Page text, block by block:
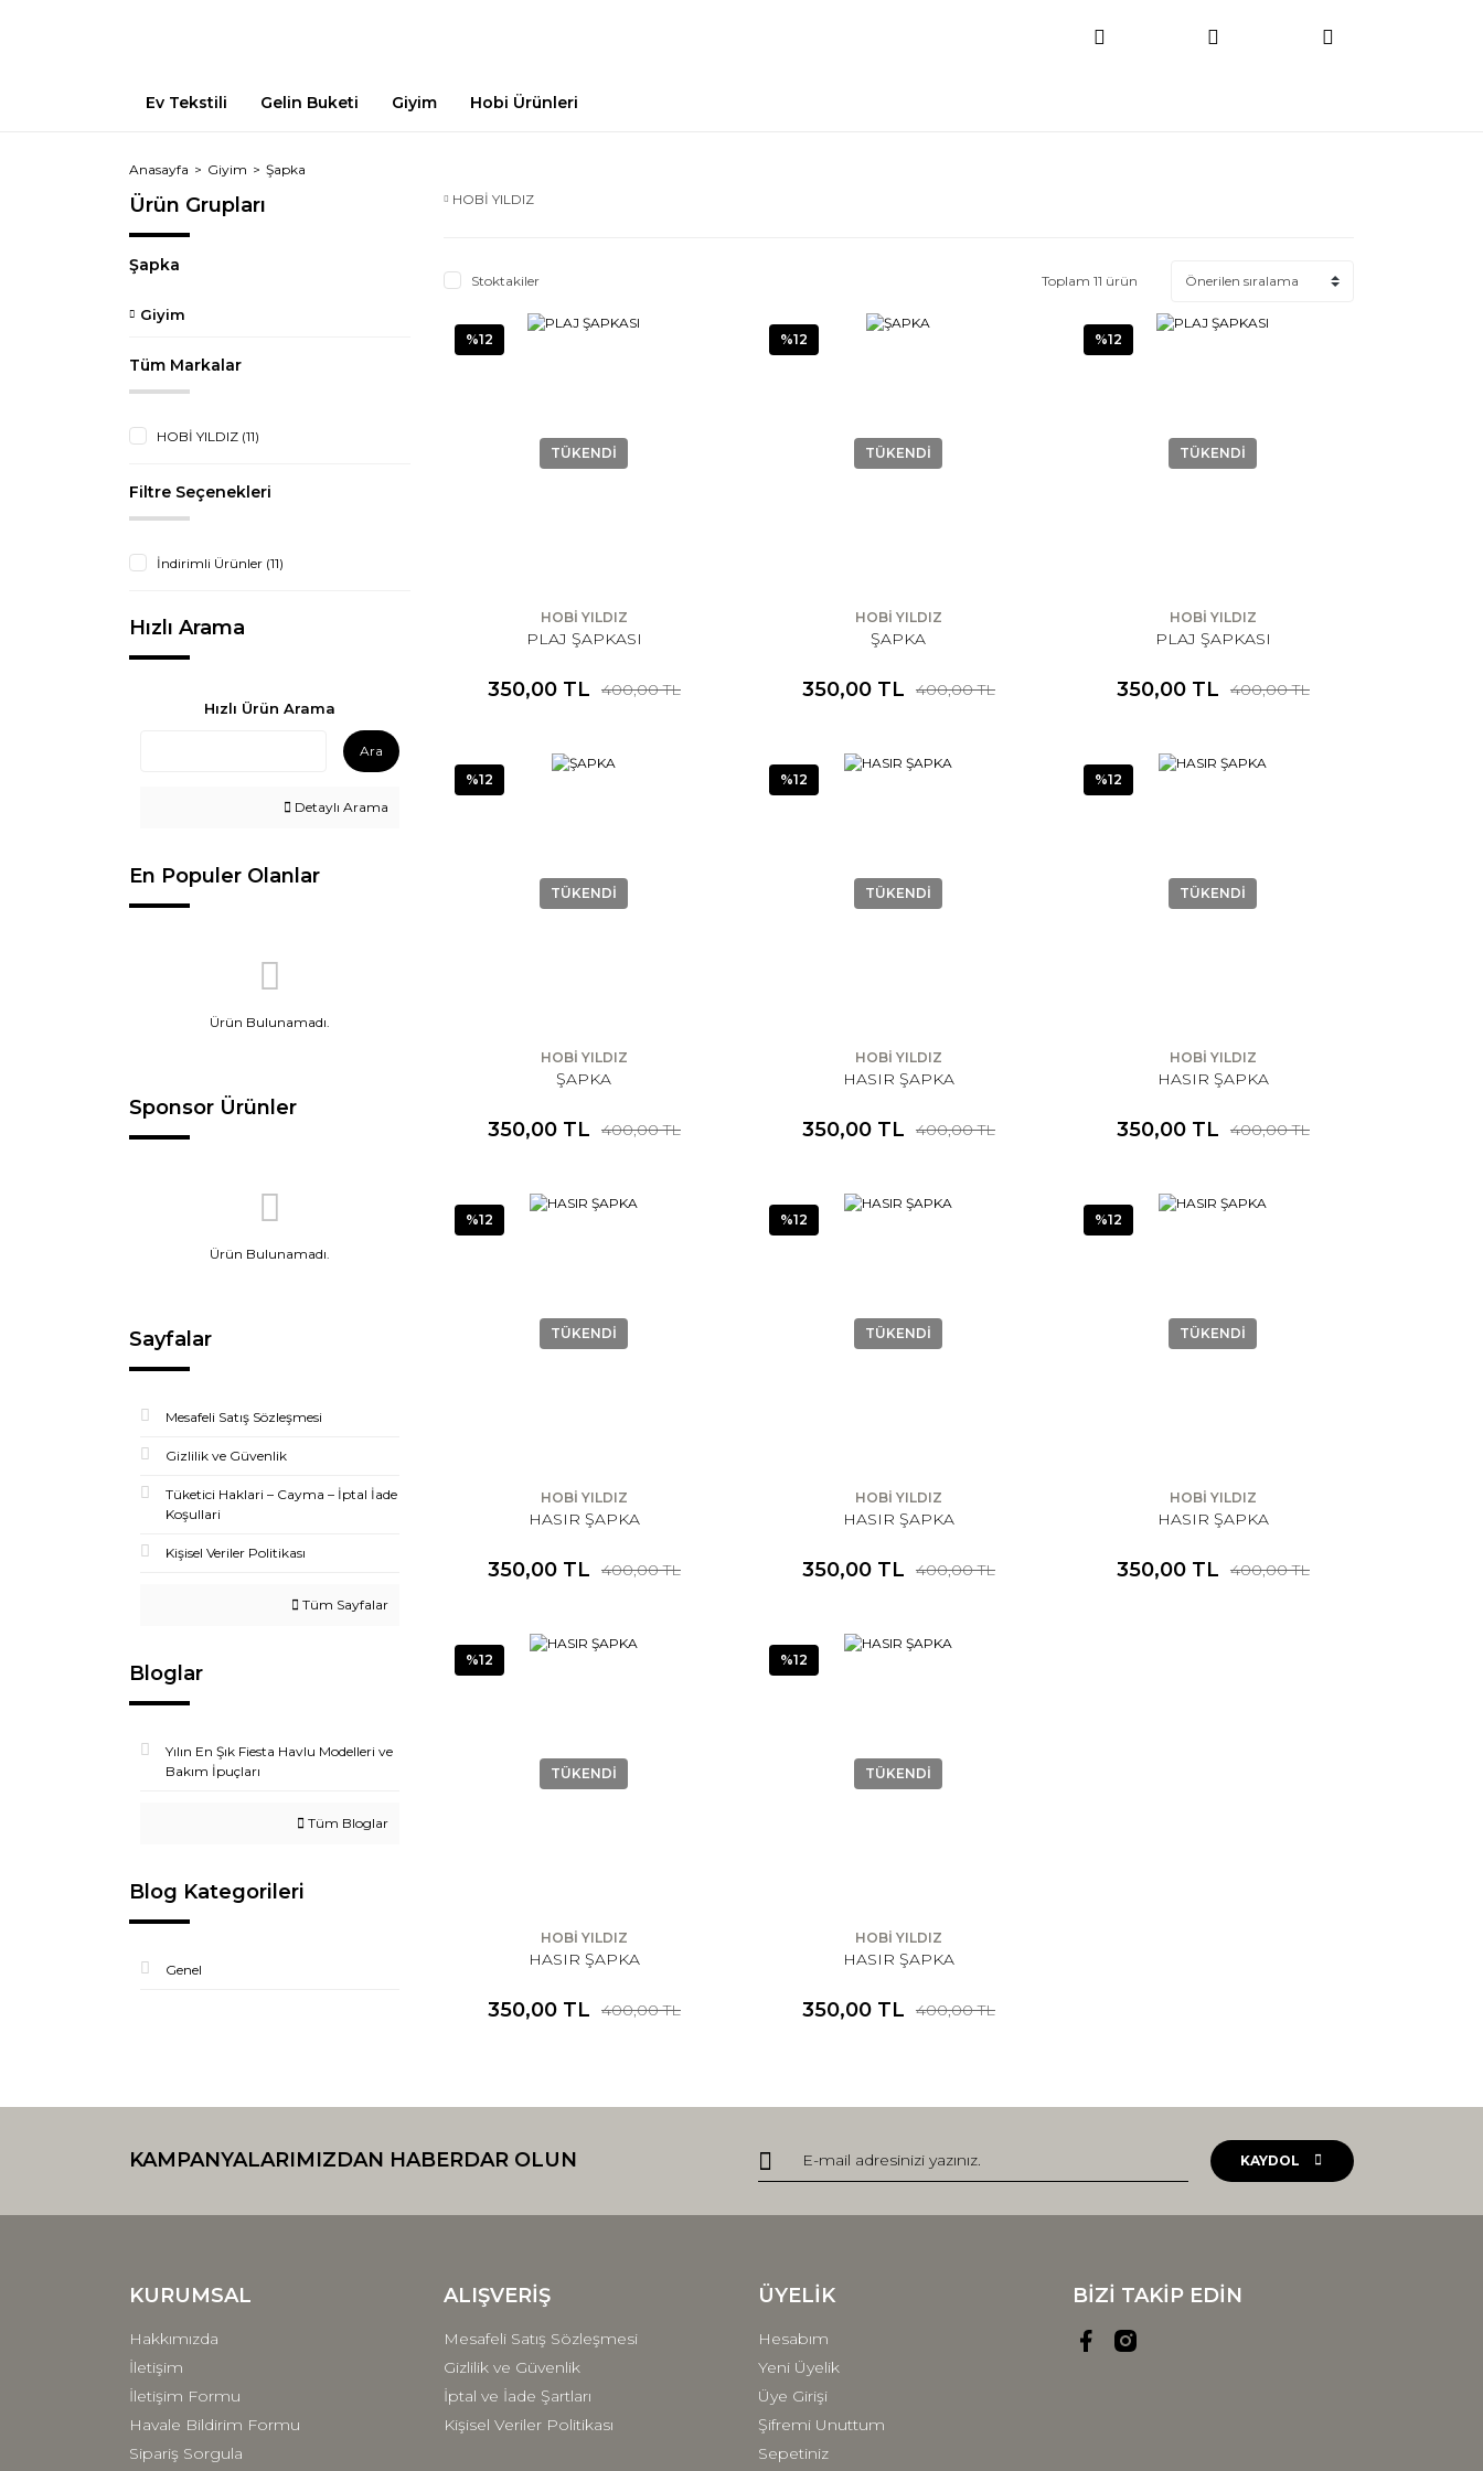
Ev Tekstili Gelin Buketi Giyim Hobi Ürünleri
Anasayfa Giyim Şapka
Ürün Grupları
Şapka
Giyim
Tüm Markalar
HOBİ YILDIZ (11)
Filtre Seçenekleri
İndirimli Ürünler (11)
Hızlı Arama
Hızlı Ürün Arama
Ara
Detaylı Arama
En Populer Olanlar
Ürün Bulunamadı.
Sponsor Ürünler
Ürün Bulunamadı.
Sayfalar
Mesafeli Satış Sözleşmesi
Gizlilik ve Güvenlik
Tüketici Haklari – Cayma – İptal İade
Koşullari
Kişisel Veriler Politikası
Tüm Sayfalar
Bloglar
Yılın En Şık Fiesta Havlu Modelleri ve
Bakım İpuçları
Tüm Bloglar
Blog Kategorileri
Genel
HOBİ YILDIZ
Stoktakiler Toplam 11 ürün
%12
TÜKENDİ
HOBİ YILDIZ
PLAJ ŞAPKASI
350,00 TL 400,00 TL
%12
TÜKENDİ
HOBİ YILDIZ
ŞAPKA
350,00 TL 400,00 TL
%12
TÜKENDİ
HOBİ YILDIZ
PLAJ ŞAPKASI
350,00 TL 400,00 TL
%12
TÜKENDİ
HOBİ YILDIZ
ŞAPKA
350,00 TL 400,00 TL
%12
TÜKENDİ
HOBİ YILDIZ
HASIR ŞAPKA
350,00 TL 400,00 TL
%12
TÜKENDİ
HOBİ YILDIZ
HASIR ŞAPKA
350,00 TL 400,00 TL
%12
TÜKENDİ
HOBİ YILDIZ
HASIR ŞAPKA
350,00 TL 400,00 TL
%12
TÜKENDİ
HOBİ YILDIZ
HASIR ŞAPKA
350,00 TL 400,00 TL
%12
TÜKENDİ
HOBİ YILDIZ
HASIR ŞAPKA
350,00 TL 400,00 TL
%12
TÜKENDİ
HOBİ YILDIZ
HASIR ŞAPKA
350,00 TL 400,00 TL
%12
TÜKENDİ
HOBİ YILDIZ
HASIR ŞAPKA
350,00 TL 400,00 TL
KAMPANYALARIMIZDAN HABERDAR OLUN KAYDOL
KURUMSAL
Hakkımızda
İletişim
İletişim Formu
Havale Bildirim Formu
Sipariş Sorgula
ALIŞVERİŞ
Mesafeli Satış Sözleşmesi
Gizlilik ve Güvenlik
İptal ve İade Şartları
Kişisel Veriler Politikası
ÜYELİK
Hesabım
Yeni Üyelik
Üye Girişi
Şifremi Unuttum
Sepetiniz
BİZİ TAKİP EDİN